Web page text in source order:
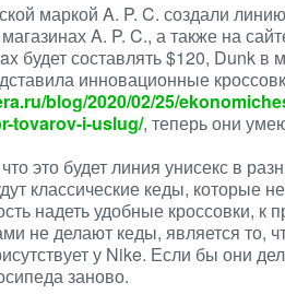
маркой A. P. C. создали
A. P. C., а также на
будет составлять $120, Dunk
инновационные
blog/2020/02/25/
tovarov-i-uslug/, теперь они
это будет линия унисекс в
классические кеды, которые
надеть удобные кроссовки, к
не делают кеды, является то,
у Nike. Если бы они
заново.